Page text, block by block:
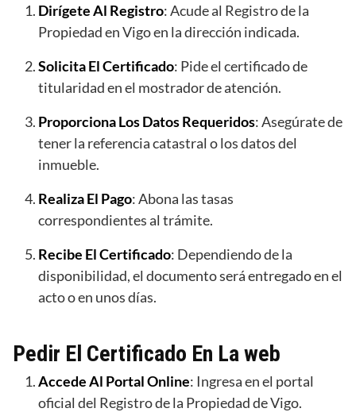
Dirígete Al Registro: Acude al Registro de la
Propiedad en Vigo en la dirección indicada.
Solicita El Certificado: Pide el certificado de
titularidad en el mostrador de atención.
Proporciona Los Datos Requeridos: Asegúrate de
tener la referencia catastral o los datos del
inmueble.
Realiza El Pago: Abona las tasas
correspondientes al trámite.
Recibe El Certificado: Dependiendo de la
disponibilidad, el documento será entregado en el
acto o en unos días.
Pedir El Certificado En La web
Accede Al Portal Online: Ingresa en el portal
oficial del Registro de la Propiedad de Vigo.